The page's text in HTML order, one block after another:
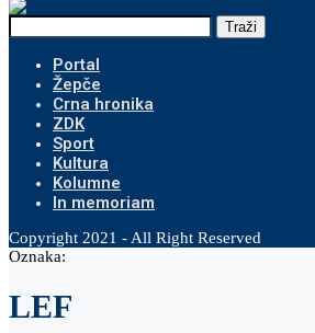
Traži
Portal
Žepče
Crna hronika
ZDK
Sport
Kultura
Kolumne
In memoriam
Copyright 2021 - All Right Reserved
Oznaka:
LEF